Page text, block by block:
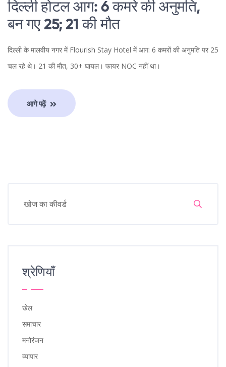
दिल्ली होटल आग: 6 कमरे की अनुमति,
बन गए 25; 21 की मौत
दिल्ली के मालवीय नगर में Flourish Stay Hotel में आग: 6 कमरों की अनुमति पर 25
चल रहे थे। 21 की मौत, 30+ घायल। फायर NOC नहीं था।
आगे पढ़ें
श्रेणियाँ
खेल
समाचार
मनोरंजन
व्यापार